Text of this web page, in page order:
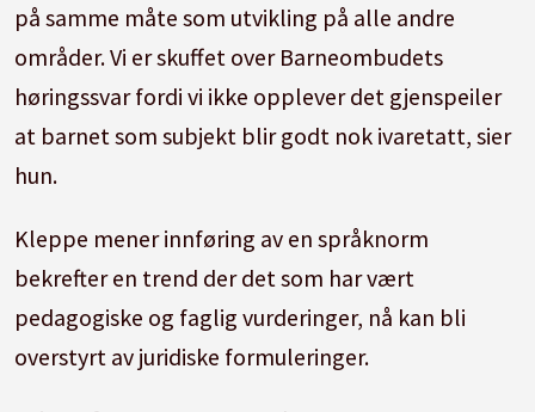
på samme måte som utvikling på alle andre
områder. Vi er skuffet over Barneombudets
høringssvar fordi vi ikke opplever det gjenspeiler
at barnet som subjekt blir godt nok ivaretatt, sier
hun.
Kleppe mener innføring av en språknorm
bekrefter en trend der det som har vært
pedagogiske og faglig vurderinger, nå kan bli
overstyrt av juridiske formuleringer.